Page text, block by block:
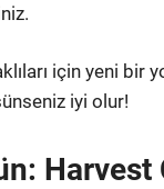
için yeni bir
iyi olur!